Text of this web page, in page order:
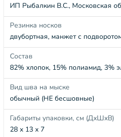
ИП Рыбалкин В.С., Московская
Резинка носков
двубортная, манжет с
Состав
82% хлопок, 15% полиамид, 3%
Вид шва на мыске
обычный (НЕ бесшовные)
Габариты упаковки, см (ДхШхВ)
28 x 13 x 7